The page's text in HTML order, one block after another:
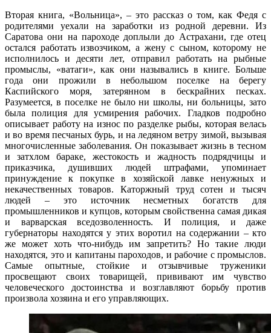
Вторая книга, «Вольница», – это рассказ о том, как Федя с
родителями уехали на заработки из родной деревни. Из
Саратова они на пароходе доплыли до Астрахани, где отец
остался работать извозчиком, а жену с сыном, которому не
исполнилось и десяти лет, отправил работать на рыбные
промыслы, «ватаги», как они назывались в книге. Больше
года они прожили в небольшом поселке на берегу
Каспийского моря, затерянном в бескрайних песках.
Разумеется, в поселке не было ни школы, ни больницы, зато
была полиция для усмирения рабочих. Гладков подробно
описывает работу на износ по разделке рыбы, которая велась
и во время песчаных бурь, и на ледяном ветру зимой, вызывая
многочисленные заболевания. Он показывает жизнь в тесном
и затхлом бараке, жестокость и жадность подрядчицы и
приказчика, душивших людей штрафами, упоминает
принуждение к покупке в хозяйской лавке ненужных и
некачественных товаров. Каторжный труд сотен и тысяч
людей – это источник несметных богатств для
промышленников и купцов, которым свойственна самая дикая
и варварская вседозволенность. И полиция, и даже
губернаторы находятся у этих воротил на содержании – кто
же может хоть что-нибудь им запретить? Но такие люди
находятся, это и капитаны пароходов, и рабочие с промыслов.
Самые опытные, стойкие и отзывчивые труженики
просвещают своих товарищей, прививают им чувство
человеческого достоинства и возглавляют борьбу против
произвола хозяина и его управляющих.